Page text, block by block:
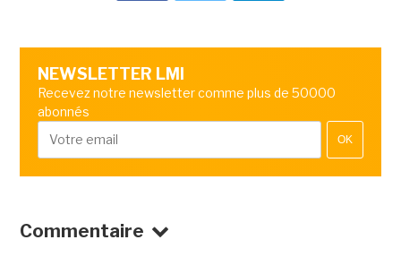
NEWSLETTER LMI
Recevez notre newsletter comme plus de 50000
abonnés
OK
Commentaire